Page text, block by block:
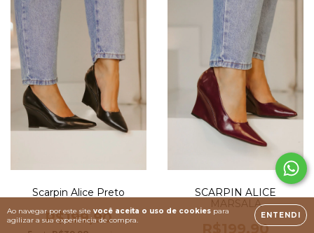
Ao navegar por este site você aceita o uso de cookies para
agilizar a sua experiência de compra.
ENTENDI
Scarpin Alice Preto
R$199,90
SCARPIN ALICE
MARSALA
R$199,90